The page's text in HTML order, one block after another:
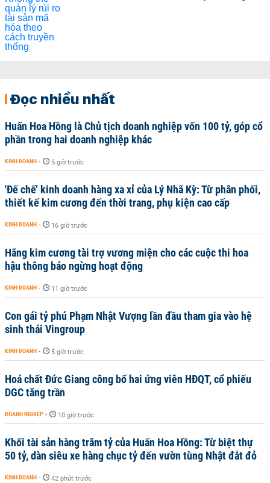
Đọc nhiều nhất
Huấn Hoa Hồng là Chủ tịch doanh nghiệp vốn 100 tỷ, góp cổ
phần trong hai doanh nghiệp khác
KINH DOANH - 5 giờ trước
'Đế chế’ kinh doanh hàng xa xỉ của Lý Nhã Kỳ: Từ phân phối,
thiết kế kim cương đến thời trang, phụ kiện cao cấp
KINH DOANH - 16 giờ trước
Hãng kim cương tài trợ vương miện cho các cuộc thi hoa
hậu thông báo ngừng hoạt động
KINH DOANH - 11 giờ trước
Con gái tỷ phú Phạm Nhật Vượng lần đầu tham gia vào hệ
sinh thái Vingroup
KINH DOANH - 5 giờ trước
Hoá chất Đức Giang công bố hai ứng viên HĐQT, cổ phiếu
DGC tăng trần
DOANH NGHIỆP - 10 giờ trước
Khối tài sản hàng trăm tỷ của Huấn Hoa Hồng: Từ biệt thự
50 tỷ, dàn siêu xe hàng chục tỷ đến vườn tùng Nhật đắt đỏ
KINH DOANH - 42 phút trước